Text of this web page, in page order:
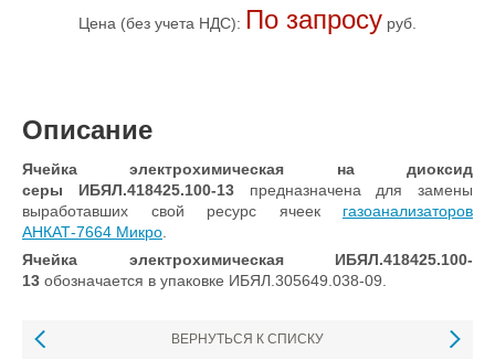
Цена (без учета НДС): По запросу руб.
Описание
Ячейка электрохимическая на диоксид
серы ИБЯЛ.418425.100-13
предназначена для замены
выработавших свой ресурс ячеек газоанализаторов
АНКАТ-7664 Микро
Ячейка электрохимическая ИБЯЛ.418425.100-
13 обозначается в упаковке ИБЯЛ.305649.038-09.
ВЕРНУТЬСЯ К СПИСКУ